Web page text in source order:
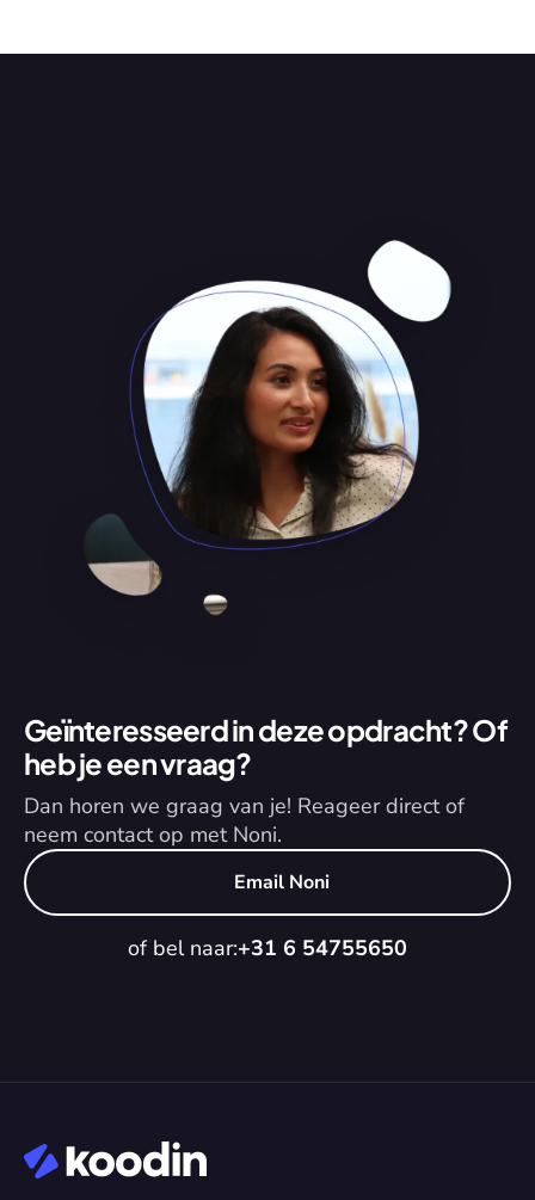
Geïnteresseerd in deze opdracht? Of
heb je een vraag?
Dan horen we graag van je! Reageer direct of
neem contact op met Noni.
Email Noni
of bel naar:+31 6 54755650